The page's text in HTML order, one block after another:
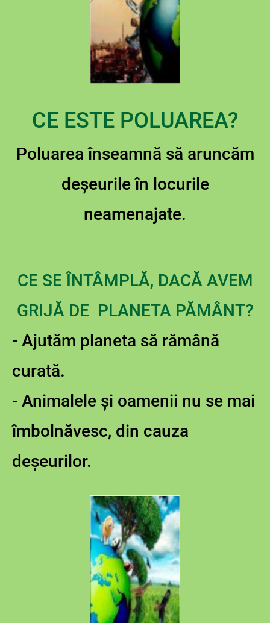
CE ESTE POLUAREA?
Poluarea înseamnă să aruncăm
deșeurile în locurile
neamenajate.
CE SE ÎNTÂMPLĂ, DACĂ AVEM
GRIJĂ DE PLANETA PĂMÂNT?
- Ajutăm planeta să rămână
curată.
- Animalele și oamenii nu se mai
îmbolnăvesc, din cauza
deșeurilor.